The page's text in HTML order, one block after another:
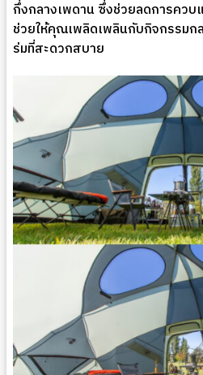
กึ่งกลางเพดาน ซึ่งช่วยลดการควบ
ช่วยให้คุณเพลิดเพลินกับกิจกรรมก
ร่มที่สะดวกสบาย